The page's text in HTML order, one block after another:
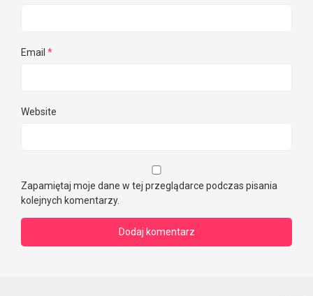
Email *
Website
Zapamiętaj moje dane w tej przeglądarce podczas pisania
kolejnych komentarzy.